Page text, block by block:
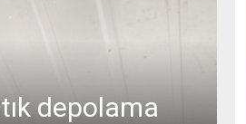
depolama